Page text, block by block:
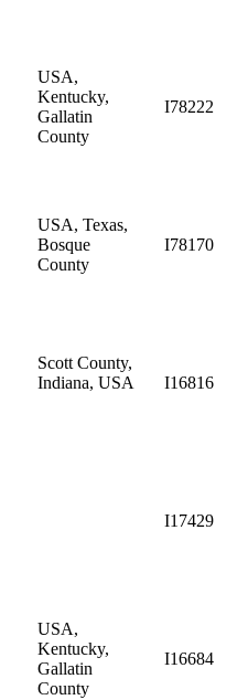
USA,
Kentucky,
Gallatin
County
I78222
USA, Texas,
Bosque
County
I78170
Scott County,
Indiana, USA
I16816
I17429
USA,
Kentucky,
Gallatin
County
I16684